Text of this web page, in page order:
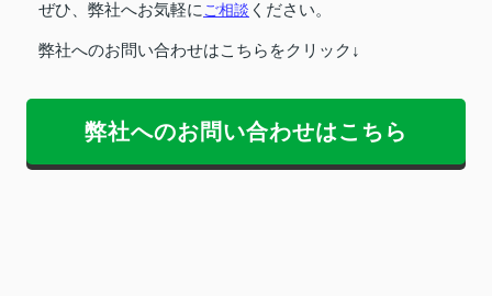
ぜひ、弊社へお気軽にご相談 ください。
弊社へのお問い合わせはこちらをクリック↓
弊社へのお問い合わせはこちら